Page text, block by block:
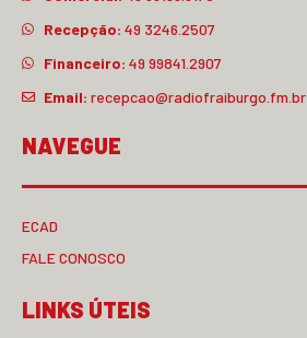
Recepção: 49 3246.2507
Financeiro: 49 99841.2907
Email: recepcao@radiofraiburgo.fm.br
NAVEGUE
ECAD
FALE CONOSCO
LINKS ÚTEIS